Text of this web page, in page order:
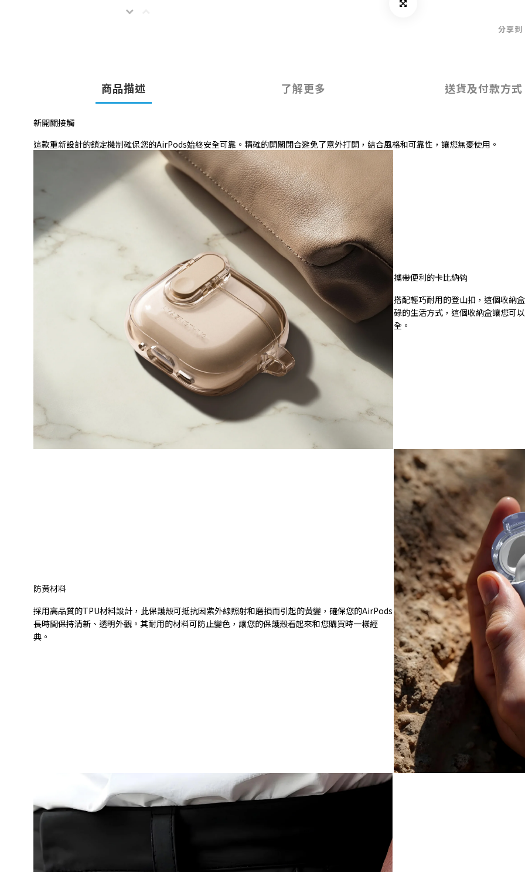
分享到
商品描述 了解更多 送貨及付款方式
新開關接觸
這款重新設計的鎖定機制確保您的AirPods始終安全可靠。精確的開關閉合避免了意外打開，結合風格和可靠性，讓您無憂使用。
攜帶便利的卡比納钩
搭配輕巧耐用的登山扣，這個收納
碌的生活方式，這個收納盒讓您可
全。
防黃材料
採用高品質的TPU材料設計，此保護殼可抵抗因紫外線照射和磨損而引起的黃變，確保您的AirPods
長時間保持清新、透明外觀。其耐用的材料可防止變色，讓您的保護殼看起來和您購買時一樣經
典。